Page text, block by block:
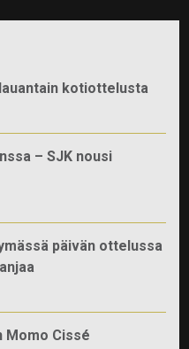
kotiottelusta
– SJK nousi
päivän ottelussa
Momo Cissé